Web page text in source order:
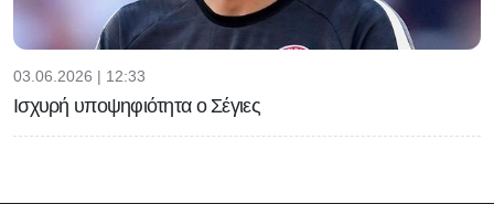
03.06.2026 | 12:33
Ισχυρή υποψηφιότητα ο Σέγιες